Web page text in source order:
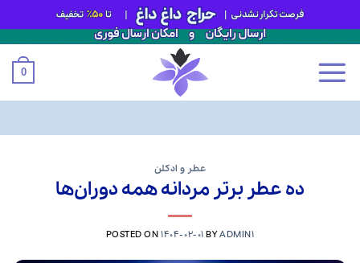
0
عطر و ادکلن
ده عطر برتر مردانه همه دوران‌ها
POSTED ON1404-02-01 BYADMIN1